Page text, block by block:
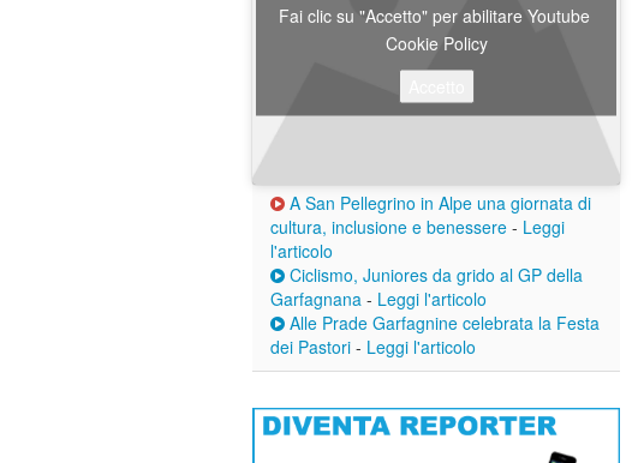
Fai clic su "Accetto" per abilitare Youtube
Cookie Policy
A San Pellegrino in Alpe una giornata di
cultura, inclusione e benessere - Leggi
l'articolo
Ciclismo, Juniores da grido al GP della
Garfagnana - Leggi l'articolo
Alle Prade Garfagnine celebrata la Festa
dei Pastori - Leggi l'articolo